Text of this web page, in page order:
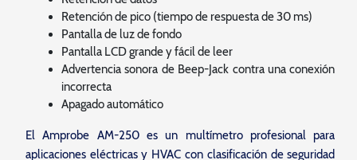
Retención de pico (tiempo de respuesta de 30 ms)
Pantalla de luz de fondo
Pantalla LCD grande y fácil de leer
Advertencia sonora de Beep-Jack contra una conexión
incorrecta
Apagado automático
El Amprobe AM-250 es un multímetro profesional para
aplicaciones eléctricas y HVAC con clasificación de seguridad